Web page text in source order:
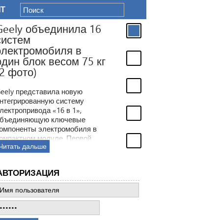
объединила 16
в
блок весом 75 кг
фото)
представила новую
систему
«16 в 1»,
ключевые
электромобиля в
модуле. Первой
с новой технологией
рынок уже в ближайшее
дальше